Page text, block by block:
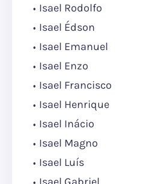
Isael Rodolfo
Isael Édson
Isael Emanuel
Isael Enzo
Isael Francisco
Isael Henrique
Isael Inácio
Isael Magno
Isael Luís